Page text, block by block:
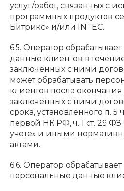
услуг/работ, связанных с
программных продуктов
Битрикс» и/или INTEC.
6.5. Оператор
данные клиентов в
заключенных с ними
может обрабатывать
клиентов после
заключенных с ними
срока, установленного п. 5
первой НК РФ, ч. 1 ст. 29 ФЗ
учете» и иными
актами.
6.6. Оператор
персональные данные